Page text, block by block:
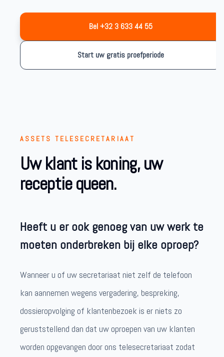
Bel +32 3 633 44 55
Start uw gratis proefperiode
ASSETS TELESECRETARIAAT
Uw klant is koning, uw
receptie queen.
Heeft u er ook genoeg van uw werk te
moeten onderbreken bij elke oproep?
Wanneer u of uw secretariaat niet zelf de telefoon
kan aannemen wegens vergadering, bespreking,
dossieropvolging of klantenbezoek is er niets zo
geruststellend dan dat uw oproepen van uw klanten
worden opgevangen door ons telesecretariaat zodat